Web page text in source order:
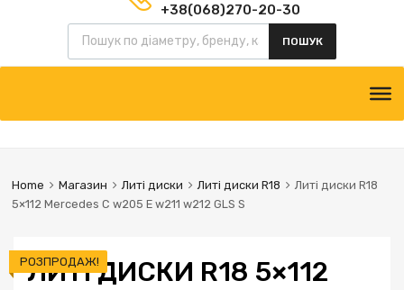
+38(068)270-20-30
+38(095)834-52-75
ПОШУК
Home Магазин Литі диски Литі диски R18
Литі диски R18
5×112 Mercedes C w205 E w211 w212 GLS S
ЛИТІ ДИСКИ R18 5×112
РОЗПРОДАЖ!